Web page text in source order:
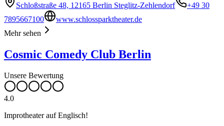
Schloßstraße 48, 12165 Berlin Steglitz-Zehlendorf
+49 30
7895667100
www.schlossparktheater.de
Mehr sehen
Cosmic Comedy Club Berlin
Unsere Bewertung
4.0
Improtheater auf Englisch!